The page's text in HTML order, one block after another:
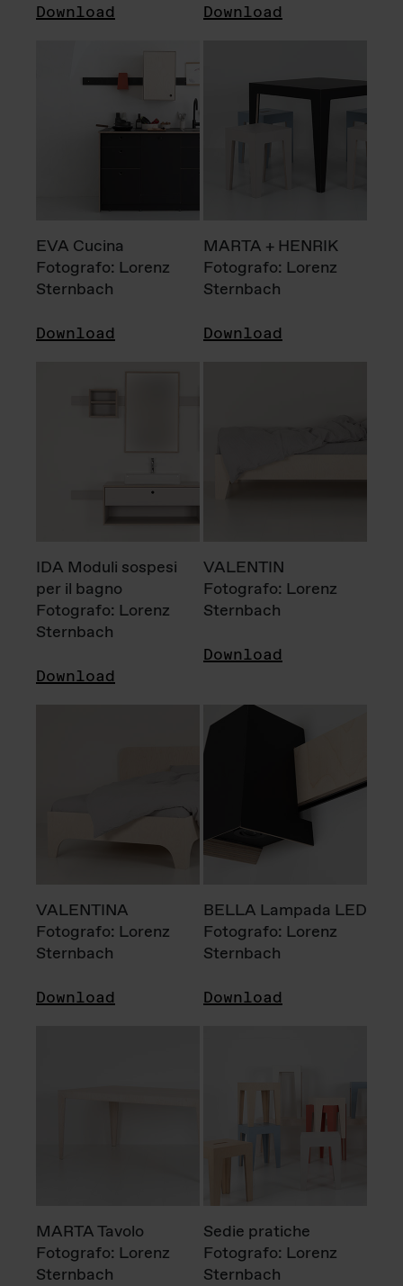
Download Download
EVA Cucina
Fotografo: Lorenz
Sternbach
Download
MARTA + HENRIK
Fotografo: Lorenz
Sternbach
Download
IDA Moduli sospesi
per il bagno
Fotografo: Lorenz
Sternbach
Download
VALENTIN
Fotografo: Lorenz
Sternbach
Download
VALENTINA
Fotografo: Lorenz
Sternbach
Download
BELLA Lampada LED
Fotografo: Lorenz
Sternbach
Download
MARTA Tavolo
Fotografo: Lorenz
Sternbach
Sedie pratiche
Fotografo: Lorenz
Sternbach